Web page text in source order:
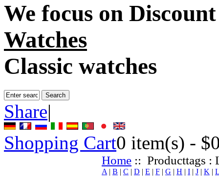
We focus on
Watches
Classic watches
Share|
Shopping Cart0 item(s) -
Home :: Producttags :
A | B | C | D | E | F | G | H | I | J | K | L